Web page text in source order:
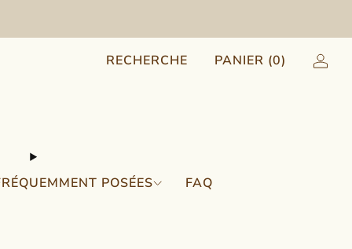
POSÉES FAQ
RECHERCHE PANIER (0)